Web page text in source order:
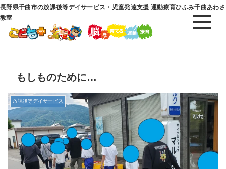
長野県千曲市の放課後等デイサービス・児童発達支援 運動療育ひふみ千曲あわさ
教室
もしものために…
放課後等デイサービス